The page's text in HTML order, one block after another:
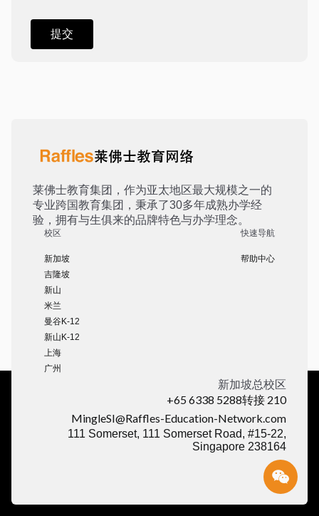
莱佛士教育集团，作为亚太地区最大规模之一的
专业跨国教育集团，秉承了30多年成熟办学经
验，拥有与生俱来的品牌特色与办学理念。
校区
新加坡
吉隆坡
新山
米兰
曼谷K-12
新山K-12
上海
广州
快速导航
帮助中心
新加坡总校区
+65 6338 5288转接 210
MingleSI@Raffles-Education-Network.com
111 Somerset, 111 Somerset Road, #15-22,
Singapore 238164